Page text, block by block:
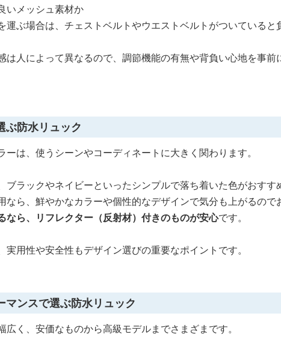
いメッシュ素材か
運ぶ場合は、チェストベルトやウエストベルトがついていると
は人によって異なるので、調節機能の有無や背負い心地を事前
ぶ防水リュック
ーは、使うシーンやコーディネートに大きく関わります。
ブラックやネイビーといったシンプルで落ち着いた色がおすす
なら、鮮やかなカラーや個性的なデザインで気分も上がるので
なら、リフレクター（反射材）付きのものが安心です。
実用性や安全性もデザイン選びの重要なポイントです。
マンスで選ぶ防水リュック
く、安価なものから高級モデルまでさまざまです。